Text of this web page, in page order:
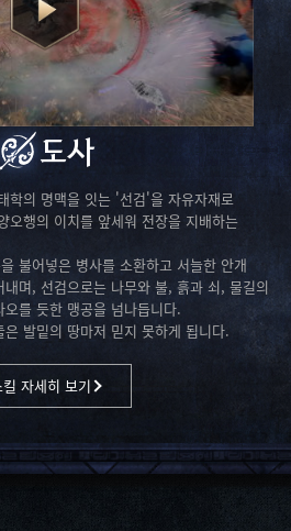
도사
학의 명맥을 잇는 '선검'을 자유자재로
오행의 이치를 앞세워 전장을 지배하는
불어넣은 병사를 소환하고 서늘한 안개
며, 선검으로는 나무와 불, 흙과 쇠, 물길의
를 듯한 맹공을 넘나듭니다.
발밑의 땅마저 믿지 못하게 됩니다.
자세히 보기